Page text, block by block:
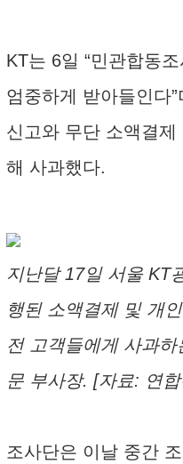
KT는 6일 “민관합동
엄중하게 받아들인다
신고와 무단 소액결
해 사과했다.
지난달 17일 서울 KT
행된 소액결제 및 개
전 고객들에게 사과
문 부사장. [자료: 연
조사단은 이날 중간